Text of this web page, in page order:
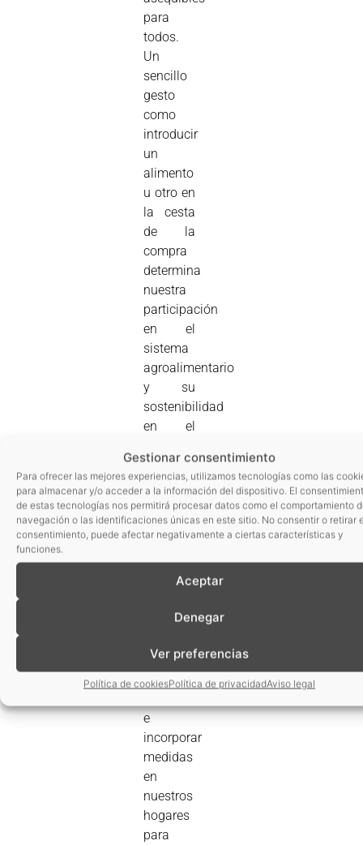
Gestionar consentimiento
Para ofrecer las mejores experiencias, utilizamos tecnologías como las
para almacenar y/o acceder a la información del dispositivo. El
de estas tecnologías nos permitirá procesar datos como el comportamiento
navegación o las identificaciones únicas en este sitio. No consentir o retirar
consentimiento, puede afectar negativamente a ciertas características y
funciones.
Aceptar
Denegar
Ver preferencias
Política de cookiesPolítica de privacidadAviso legal
para
todos.
Un
sencillo
gesto
como
introducir
un
alimento
u otro en
la cesta
de la
compra
determina
nuestra
participación
en el
sistema
agroalimentario
y su
sostenibilidad
en el
Como
consumidores,
debemos
aumentar
la
demanda
saludables
de
manera
e
incorporar
medidas
en
nuestros
hogares
para